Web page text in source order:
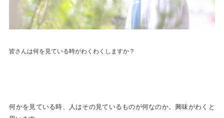
皆さんは何を見ている時がわくわくしますか？
何かを見ている時、人はその見ているものが何なのか。興味がわくと